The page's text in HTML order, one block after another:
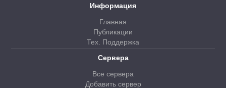
Информация
Главная
Публикации
Тех. Поддержка
Сервера
Все сервера
Добавить сервер